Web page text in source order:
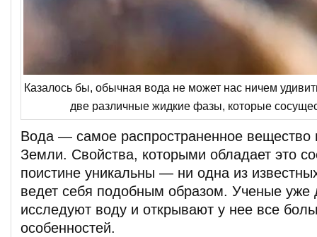
Казалось бы, обычная вода не может нас ничем
две различные жидкие фазы, которые
Вода — самое распространенное вещество
Земли. Свойства, которыми обладает это
поистине уникальны — ни одна из
ведет себя подобным образом. Ученые уже
исследуют воду и открывают у нее все
особенностей.